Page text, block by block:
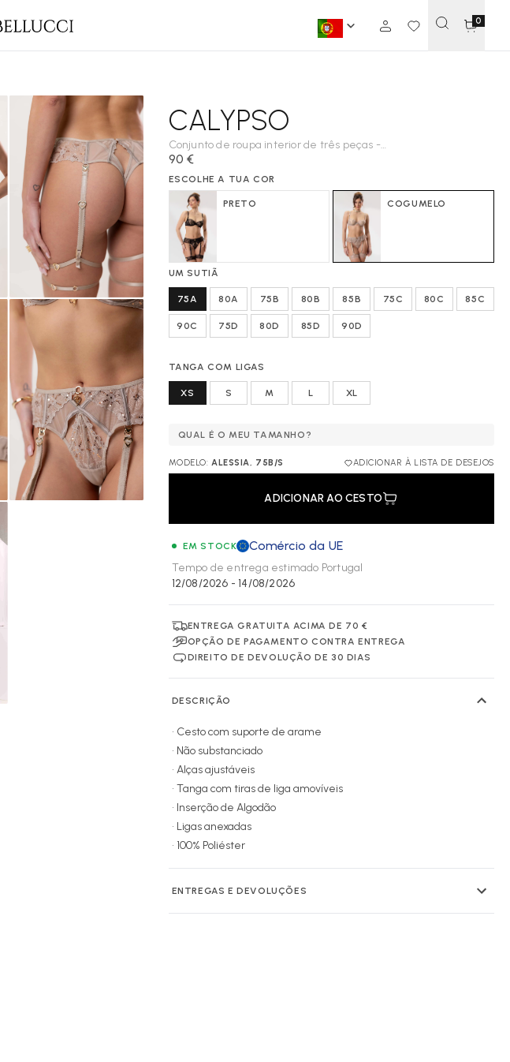
0
CALYPSO
Conjunto de roupa interior de três peças -
cogumelo
90 €
ESCOLHE A TUA COR
PRETO COGUMELO
UM SUTIÃ
75A 80A 75B 80B 85B 75C 80C 85C
90C 75D 80D 85D 90D
TANGA COM LIGAS
XS S M L XL
QUAL É O MEU TAMANHO?
MODELO:ALESSIA, 75B/S ADICIONAR À LISTA DE DESEJOS
ADICIONAR AO CESTO
EM STOCK Comércio da UE
Tempo de entrega estimado Portugal
12/08/2026 - 14/08/2026
ENTREGA GRATUITA ACIMA DE 70 €
OPÇÃO DE PAGAMENTO CONTRA ENTREGA
DIREITO DE DEVOLUÇÃO DE 30 DIAS
DESCRIÇÃO
• Cesto com suporte de arame
• Não substanciado
• Alças ajustáveis
• Tanga com tiras de liga amovíveis
• Inserção de Algodão
• Ligas anexadas
• 100% Poliéster
ENTREGAS E DEVOLUÇÕES